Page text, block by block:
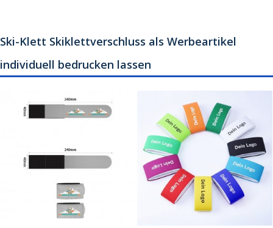
Ski-Klett Skiklettverschluss als Werbeartikel
individuell bedrucken lassen